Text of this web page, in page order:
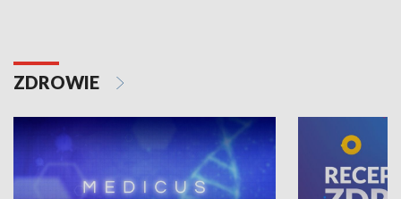
ZDROWIE